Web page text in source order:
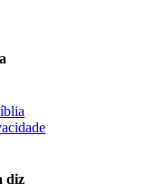
diz